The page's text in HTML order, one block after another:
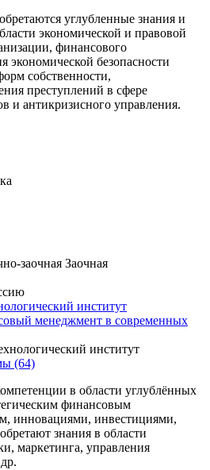
углубленные знания и
экономической и правовой
финансового
экономической безопасности
собственности,
преступлений в сфере
и антикризисного управления.
заочная Заочная
институт
менеджмент в современных
(64)
в области углублённых
финансовым
инновациями, инвестициями,
знания в области
маркетинга, управления